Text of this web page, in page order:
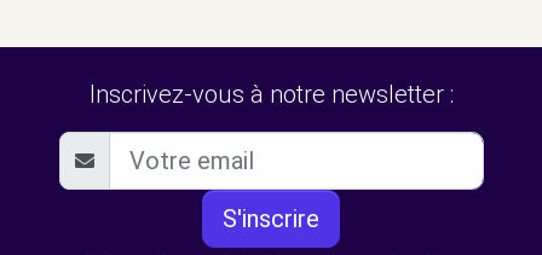
Inscrivez-vous à notre newsletter :
S'inscrire